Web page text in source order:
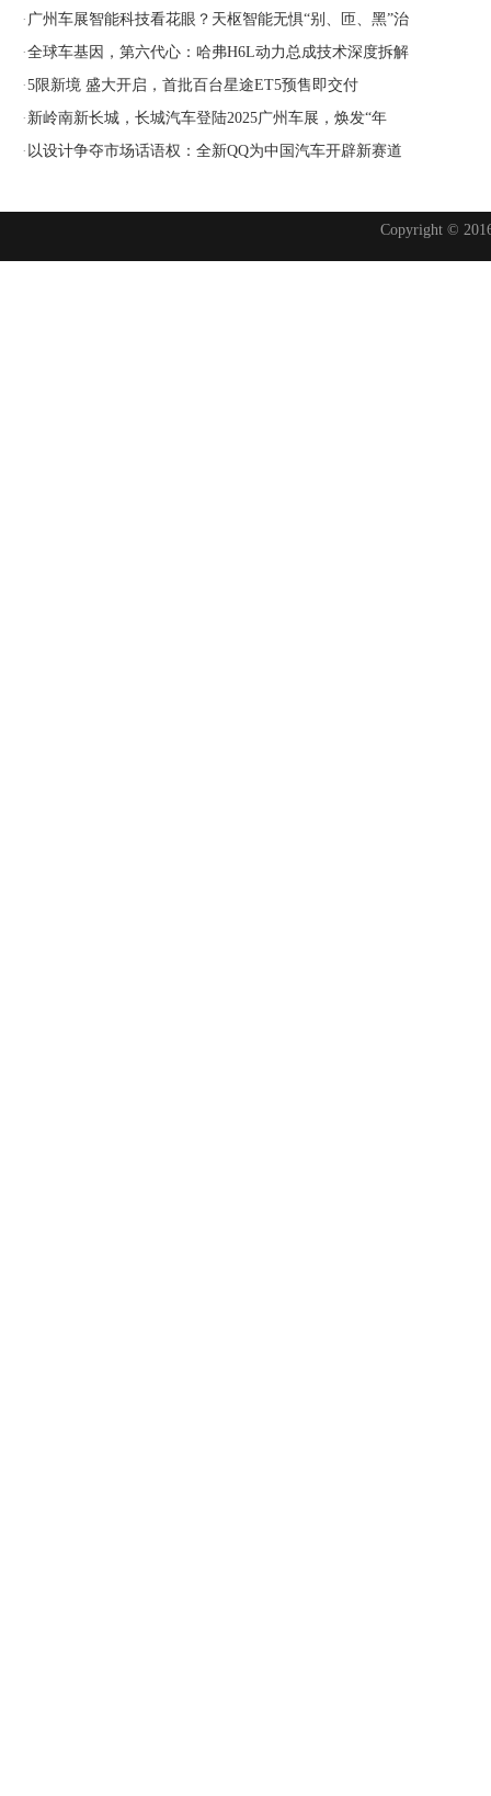
· 广州车展智能科技看花眼？天枢智能无惧“别、匝、黑”治
·全球车基因，第六代心：哈弗H6L动力总成技术深度拆解
·5限新境 盛大开启，首批百台星途ET5预售即交付
· 新岭南新长城，长城汽车登陆2025广州车展，焕发“年
· 以设计争夺市场话语权：全新QQ为中国汽车开辟新赛道
Copyright ©